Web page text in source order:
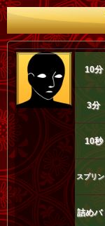
10分
3分
10秒
スプリン
詰めバ